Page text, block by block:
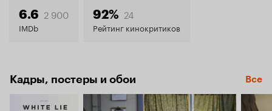
6.6 2 900
IMDb
92% 24
Рейтинг кинокритиков
Кадры, постеры и обои Все